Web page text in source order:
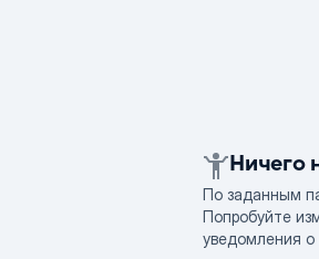
Ничего
По заданным
Попробуйте
уведомления о